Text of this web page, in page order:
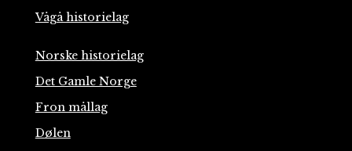
Vågå historielag
Norske historielag
Det Gamle Norge
Fron mållag
Dølen